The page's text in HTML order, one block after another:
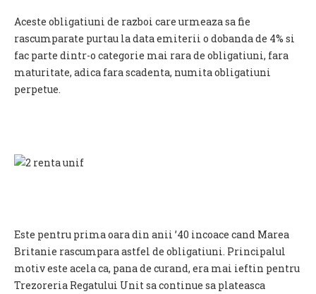
Aceste obligatiuni de razboi care urmeaza sa fie
rascumparate purtau la data emiterii o dobanda de 4% si
fac parte dintr-o categorie mai rara de obligatiuni, fara
maturitate, adica fara scadenta, numita obligatiuni
perpetue.
Este pentru prima oara din anii ’40 incoace cand Marea
Britanie rascumpara astfel de obligatiuni. Principalul
motiv este acela ca, pana de curand, era mai ieftin pentru
Trezoreria Regatului Unit sa continue sa plateasca